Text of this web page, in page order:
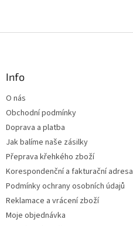
Info
O nás
Obchodní podmínky
Doprava a platba
Jak balíme naše zásilky
Přeprava křehkého zboží
Korespondenční a fakturační adresa
Podmínky ochrany osobních údajů
Reklamace a vrácení zboží
Moje objednávka